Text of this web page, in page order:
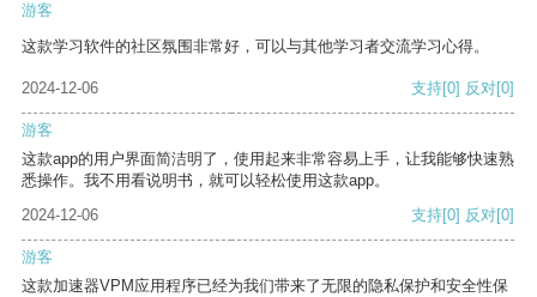
游客
这款学习软件的社区氛围非常好，可以与其他学习者交流学习心得。
2024-12-06 支持[0] 反对[0]
游客
这款app的用户界面简洁明了，使用起来非常容易上手，让我能够快速熟
悉操作。我不用看说明书，就可以轻松使用这款app。
2024-12-06
支持[0] 反对[0]
游客
这款加速器VPM应用程序已经为我们带来了无限的隐私保护和安全性保